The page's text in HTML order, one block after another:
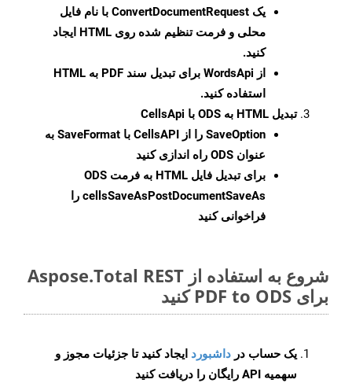
یک ConvertDocumentRequest با نام فایل
محلی و فرمت تنظیم شده روی HTML ایجاد
کنید.
از WordsApi برای تبدیل سند PDF به HTML
استفاده کنید.
تبدیل HTML به ODS با CellsApi
SaveOption
را از CellsAPI با SaveFormat به
عنوان ODS راه اندازی کنید
برای تبدیل فایل HTML به فرمت
ODS
cellsSaveAsPostDocumentSaveAs را
فراخوانی کنید
شروع به استفاده از Aspose.Total REST
برای PDF to ODS کنید
یک حساب در داشبورد ایجاد کنید تا جزئیات مجوز و
سهمیه API رایگان را دریافت کنید